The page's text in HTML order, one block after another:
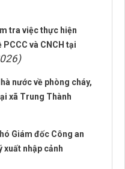
tra việc thực hiện
và CNCH tại
nước về phòng cháy,
xã Trung Thành
Giám đốc Công an
xuất nhập cảnh